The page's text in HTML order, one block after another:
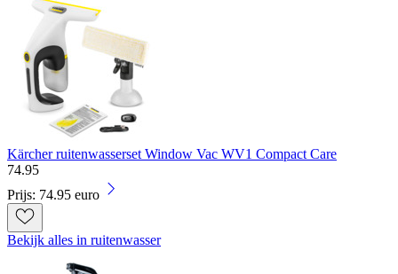
Kärcher ruitenwasserset Window Vac WV1 Compact Care
74.95
Prijs: 74.95 euro
Bekijk alles in ruitenwasser